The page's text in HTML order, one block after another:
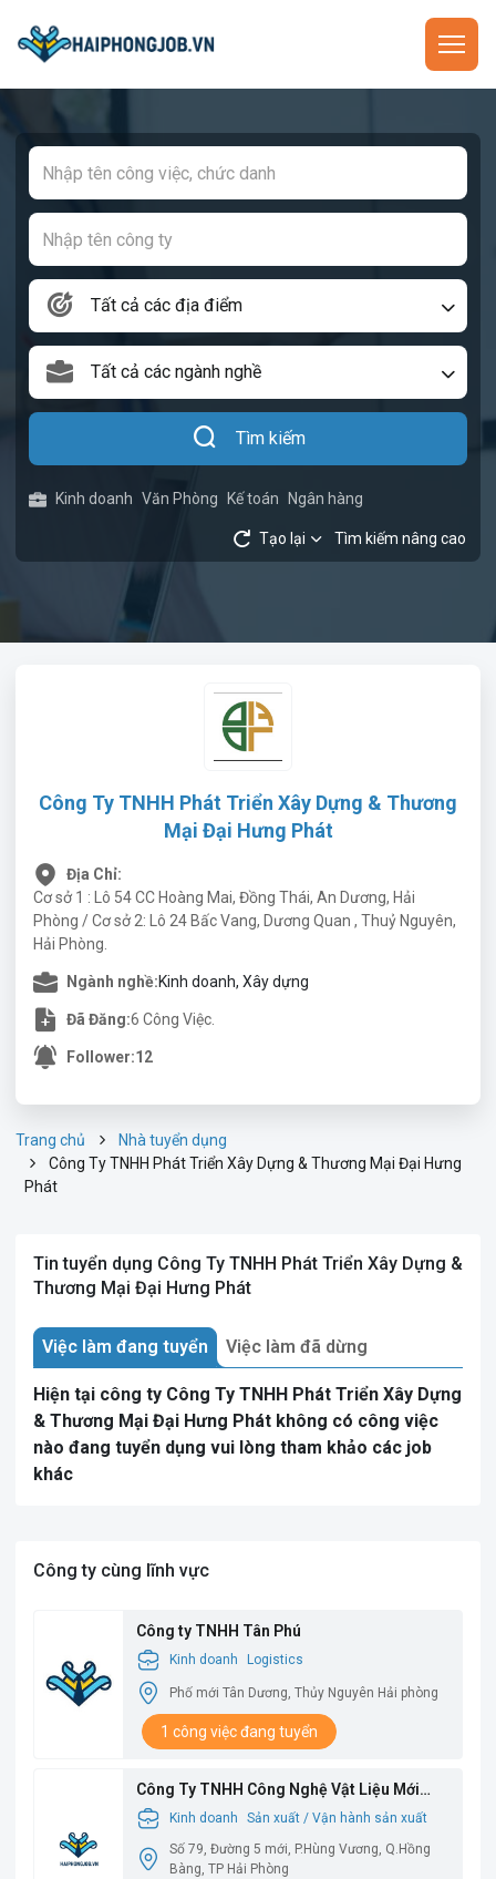
Tất cả các địa điểm
Tất cả các ngành nghề
Tìm kiếm
Kinh doanh Văn Phòng Kế toán Ngân hàng
Tạo lại Tìm kiếm nâng cao
Công Ty TNHH Phát Triển Xây Dựng & Thương
Mại Đại Hưng Phát
Địa Chỉ:
Cơ sở 1 : Lô 54 CC Hoàng Mai, Đồng Thái, An Dương, Hải
Phòng / Cơ sở 2: Lô 24 Bấc Vang, Dương Quan , Thuỷ Nguyên,
Hải Phòng.
Ngành nghề:Kinh doanh, Xây dựng
Đã Đăng:6 Công Việc.
Follower:12
Trang chủ
Nhà tuyển dụng
Công Ty TNHH Phát Triển Xây Dựng & Thương Mại Đại Hưng
Phát
Tin tuyển dụng Công Ty TNHH Phát Triển Xây Dựng &
Thương Mại Đại Hưng Phát
Việc làm đang tuyển Việc làm đã dừng
Hiện tại công ty Công Ty TNHH Phát Triển Xây Dựng
& Thương Mại Đại Hưng Phát không có công việc
nào đang tuyển dụng vui lòng tham khảo các job
khác
Công ty cùng lĩnh vực
Công ty TNHH Tân Phú
Kinh doanh Logistics
Phố mới Tân Dương, Thủy Nguyên Hải phòng
1 công việc đang tuyển
Công Ty TNHH Công Nghệ Vật Liệu Mới
Babysbreath
Kinh doanh
Sản xuất / Vận hành sản xuất
Số 79, Đường 5 mới, P.Hùng Vương, Q.Hồng
Bàng, TP Hải Phòng